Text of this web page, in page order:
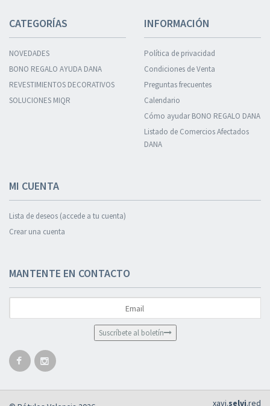
CATEGORÍAS
NOVEDADES
BONO REGALO AYUDA DANA
REVESTIMIENTOS DECORATIVOS
SOLUCIONES MIQR
INFORMACIÓN
Política de privacidad
Condiciones de Venta
Preguntas frecuentes
Calendario
Cómo ayudar BONO REGALO DANA
Listado de Comercios Afectados
DANA
MI CUENTA
Lista de deseos (accede a tu cuenta)
Crear una cuenta
MANTENTE EN CONTACTO
Suscríbete al boletín
xavi.selvi.red